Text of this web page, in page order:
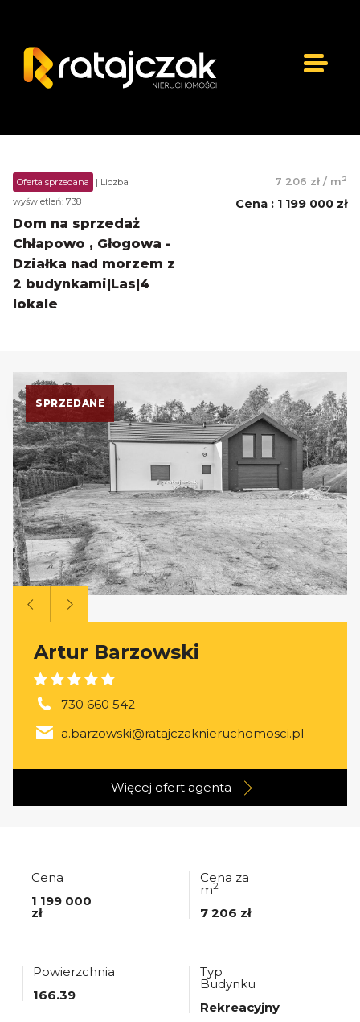
Oferta sprzedana
| Liczba
wyświetleń: 738
Dom na sprzedaż
Chłapowo , Głogowa -
Działka nad morzem z
2 budynkami|Las|4
lokale
7 206 zł / m2
Cena : 1 199 000 zł
SPRZEDANE
Artur Barzowski
730 660 542
a.barzowski@ratajczaknieruchomosci.pl
Więcej ofert agenta
Cena
1 199 000
zł
Cena za
m2
7 206 zł
Powierzchnia
166.39
Typ
Budynku
Rekreacyjny